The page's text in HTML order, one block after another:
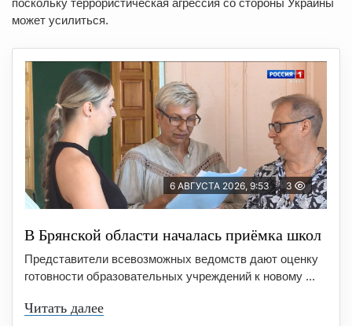
поскольку террористическая агрессия со стороны Украины
может усилиться.
6 АВГУСТА 2026, 9:53 3
В Брянской области началась приёмка школ
Представители всевозможных ведомств дают оценку
готовности образовательных учреждений к новому ...
Читать далее